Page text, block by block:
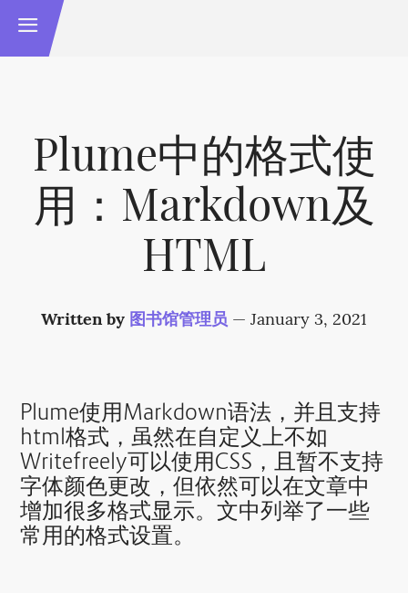
Plume中的格式使
用：Markdown及
HTML
Written by 图书馆管理员 — January 3, 2021
Plume使用Markdown语法，并且支持
html格式，虽然在自定义上不如
Writefreely可以使用CSS，且暂不支持
字体颜色更改，但依然可以在文章中
增加很多格式显示。文中列举了一些
常用的格式设置。